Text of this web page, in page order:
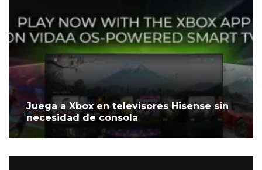
Juega a Xbox en televisores Hisense sin
necesidad de consola